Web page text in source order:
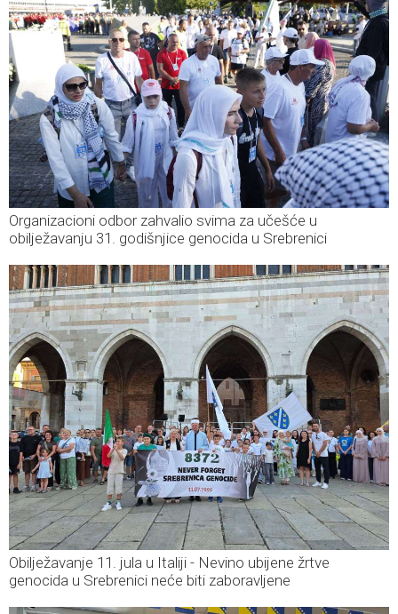
Organizacioni odbor zahvalio svima za učešće u
obilježavanju 31. godišnjice genocida u Srebrenici
Obilježavanje 11. jula u Italiji - Nevino ubijene žrtve
genocida u Srebrenici neće biti zaboravljene